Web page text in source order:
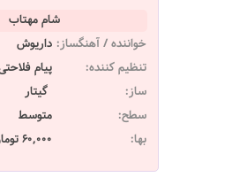
شام مهتاب
خواننده / آهنگساز: داریوش
تنظیم کننده:
پیام
ساز:
گیتار
سطح:
متوسط
بها:
60,000 تومان